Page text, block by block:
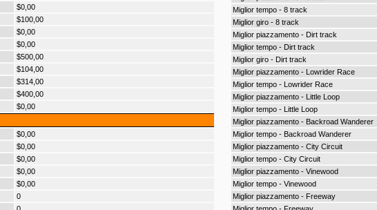
$0,00
$100,00
$0,00
$0,00
$500,00
$104,00
$314,00
$400,00
$0,00
$0,00
$0,00
$0,00
$0,00
$0,00
0
Miglior tempo - 8 track
Miglior giro - 8 track
Miglior piazzamento - Dirt track
Miglior tempo - Dirt track
Miglior giro - Dirt track
Miglior piazzamento - Lowrider Race
Miglior tempo - Lowrider Race
Miglior piazzamento - Little Loop
Miglior tempo - Little Loop
Miglior piazzamento - Backroad Wanderer
Miglior tempo - Backroad Wanderer
Miglior piazzamento - City Circuit
Miglior tempo - City Circuit
Miglior piazzamento - Vinewood
Miglior tempo - Vinewood
Miglior piazzamento - Freeway